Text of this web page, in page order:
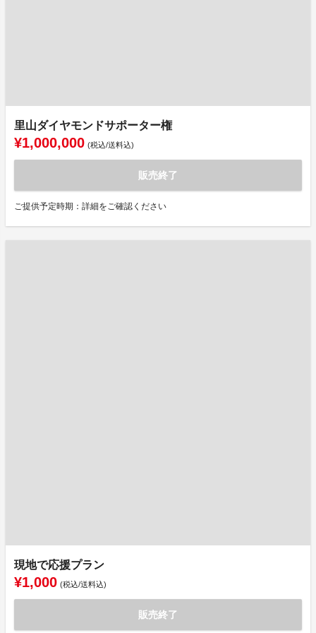
里山ダイヤモンドサポーター権
¥1,000,000 (税込/送料込)
販売終了
ご提供予定時期：詳細をご確認ください
現地で応援プラン
¥1,000 (税込/送料込)
販売終了